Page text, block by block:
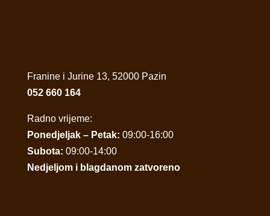
Franine i Jurine 13, 52000 Pazin
052 660 164
Radno vrijeme:
Ponedjeljak – Petak: 09:00-16:00
Subota: 09:00-14:00
Nedjeljom i blagdanom zatvoreno